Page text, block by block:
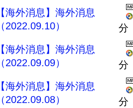
【海外消息】海外消息
（2022.09.10）
分
【海外消息】海外消息
（2022.09.09）
分
【海外消息】海外消息
（2022.09.08）
分